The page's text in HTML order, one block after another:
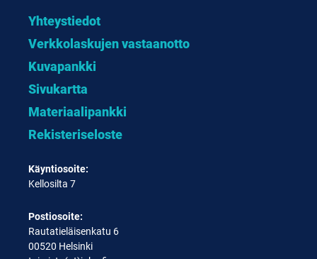
Yhteystiedot
Verkkolaskujen vastaanotto
Kuvapankki
Sivukartta
Materiaalipankki
Rekisteriseloste
Käyntiosoite:
Kellosilta 7
Postiosoite:
Rautatieläisenkatu 6
00520 Helsinki